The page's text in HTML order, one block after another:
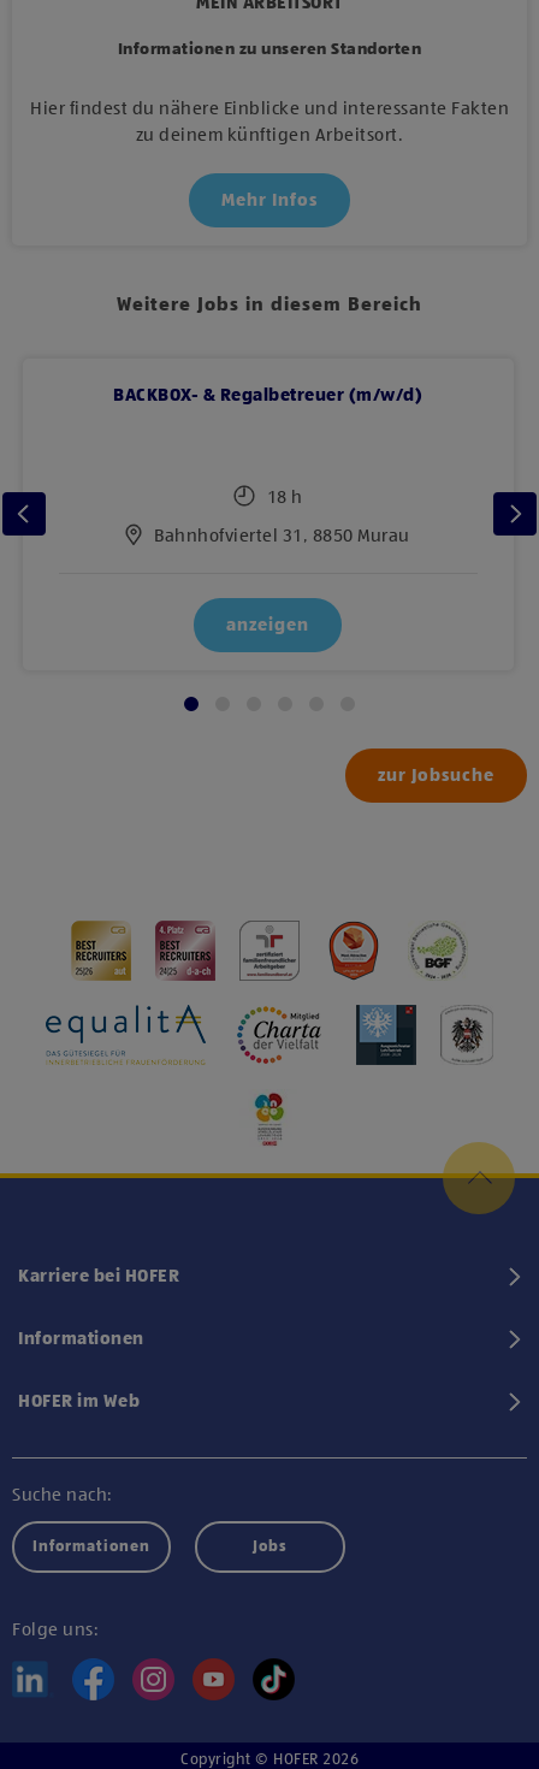
Informationen zu unseren Standorten
Hier findest du nähere Einblicke und interessante Fakten
zu deinem künftigen Arbeitsort.
Mehr Infos
Weitere Jobs in diesem Bereich
BACKBOX- & Regalbetreuer (m/w/d)
18 h
Bahnhofviertel 31, 8850 Murau
anzeigen
zur Jobsuche
Karriere bei HOFER
Informationen
HOFER im Web
Suche nach:
Informationen Jobs
Folge uns:
Copyright © HOFER 2026